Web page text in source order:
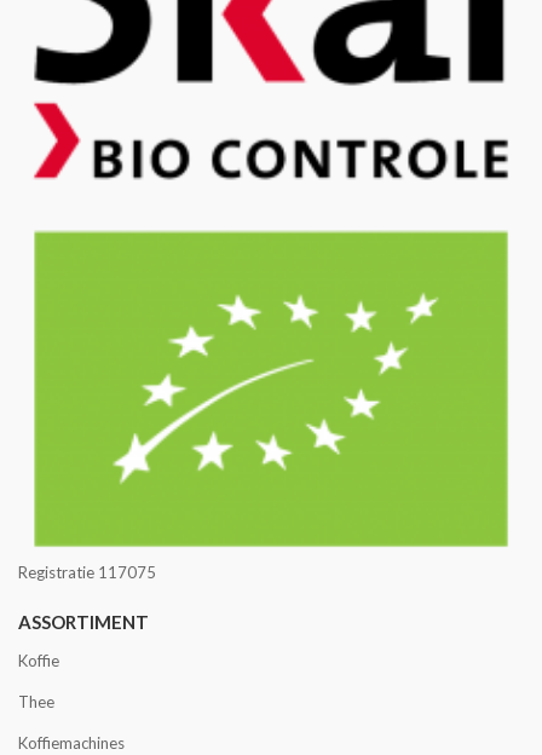
Registratie 117075
ASSORTIMENT
Koffie
Thee
Koffiemachines